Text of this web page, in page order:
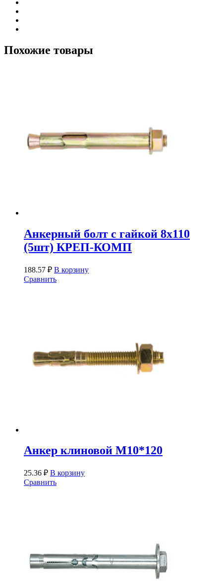
Похожие товары
Анкерный болт с гайкой 8х110
(5шт) КРЕП-КОМП
188.57 ₽ В корзину
Сравнить
Анкер клиновой М10*120
25.36 ₽ В корзину
Сравнить